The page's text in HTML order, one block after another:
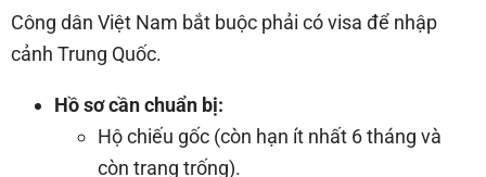
Công dân Việt Nam bắt buộc phải có visa để nhập
cảnh Trung Quốc.
Hồ sơ cần chuẩn bị:
Hộ chiếu gốc (còn hạn ít nhất 6 tháng và
còn trang trống).